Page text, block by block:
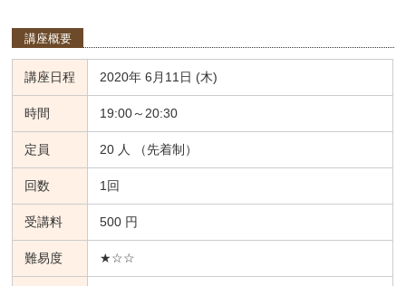
講座概要
講座日程 2020年 6月11日 (木)
時間 19:00～20:30
定員 20 人 （先着制）
回数 1回
受講料 500 円
難易度 ★☆☆